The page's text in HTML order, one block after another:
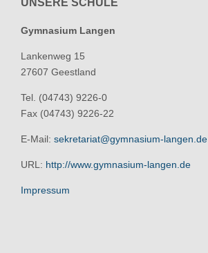
Gymnasium Langen
Lankenweg 15
27607 Geestland
Tel. (04743) 9226-0
Fax (04743) 9226-22
E-Mail: sekretariat@gymnasium-langen.de
URL: http://www.gymnasium-langen.de
Impressum